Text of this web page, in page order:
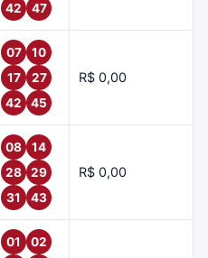
42
47
07
10
17
27
42
45
R$ 0,00
08
14
28
29
31
43
R$ 0,00
01
02